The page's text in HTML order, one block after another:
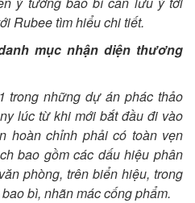
Rubee tìm hiểu chi tiết.
mục nhận diện thương
trong những dự án phác thảo
lúc từ khi mới bắt đầu đi vào
hoàn chỉnh phải có toàn vẹn
bao gồm các dấu hiệu phân
phòng, trên biển hiệu, trong
bì, nhãn mác cống phẩm.